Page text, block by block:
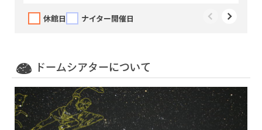
休館日 ナイター開催日
り
11:00～11:25
名探偵コナン 灼熱の銀河鉄道（ギャラクシーレ
イルロード）
ドームシアターについて